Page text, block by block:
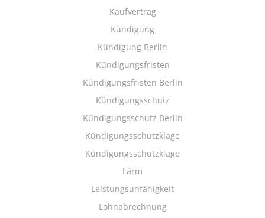
Kaufvertrag
Kündigung
Kündigung Berlin
Kündigungsfristen
Kündigungsfristen Berlin
Kündigungsschutz
Kündigungsschutz Berlin
Kündigungsschutzklage
Kündigungsschutzklage
Lärm
Leistungsunfähigkeit
Lohnabrechnung